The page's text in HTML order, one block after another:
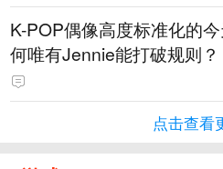
K-POP偶像高度标准化的
何唯有Jennie能打破规则？
点击查看